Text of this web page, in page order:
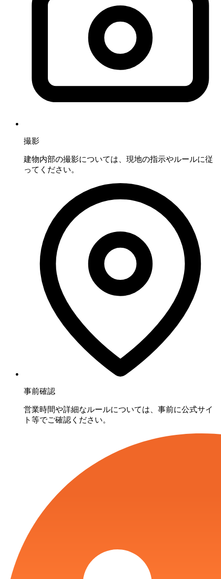
撮影
建物内部の撮影については、現地の指示やルールに従
ってください。
事前確認
営業時間や詳細なルールについては、事前に公式サイ
ト等でご確認ください。